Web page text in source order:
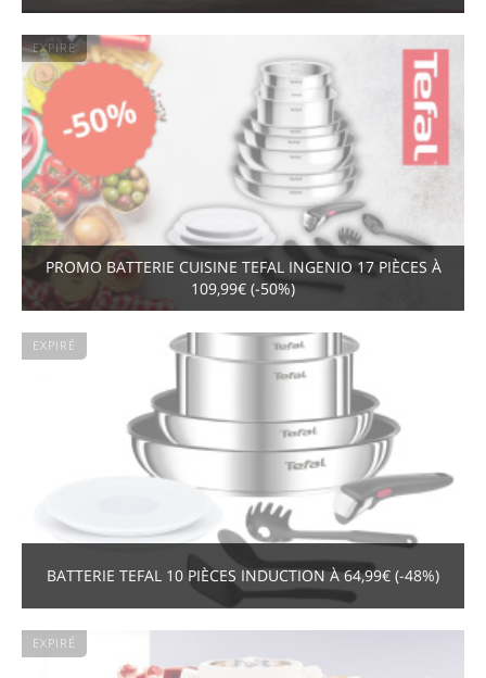
EXPIRÉ
PROMO BATTERIE CUISINE TEFAL INGENIO 17 PIÈCES À
109,99€ (-50%)
EXPIRÉ
BATTERIE TEFAL 10 PIÈCES INDUCTION À 64,99€ (-48%)
EXPIRÉ